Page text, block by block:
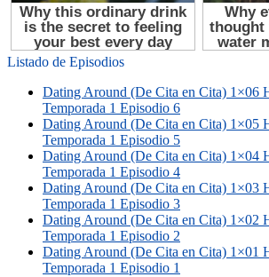
Listado de Episodios
Dating Around (De Cita en Cita) 1×06
Temporada 1 Episodio 6
Dating Around (De Cita en Cita) 1×05
Temporada 1 Episodio 5
Dating Around (De Cita en Cita) 1×04
Temporada 1 Episodio 4
Dating Around (De Cita en Cita) 1×03
Temporada 1 Episodio 3
Dating Around (De Cita en Cita) 1×02
Temporada 1 Episodio 2
Dating Around (De Cita en Cita) 1×01
Temporada 1 Episodio 1